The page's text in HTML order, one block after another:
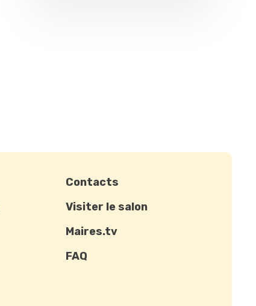
Contacts
Visiter le salon
Maires.tv
FAQ